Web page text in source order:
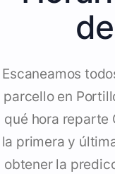
Escaneamos
parcello en
qué hora reparte
la primera y
obtener la